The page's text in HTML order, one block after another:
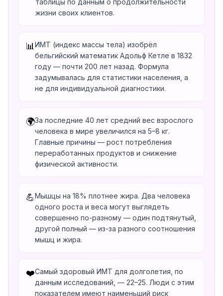
таблицы по данным о продолжительности
жизни своих клиентов.
📊 ИМТ (индекс массы тела) изобрёл
бельгийский математик Адольф Кетле в 1832
году — почти 200 лет назад. Формула
задумывалась для статистики населения, а
не для индивидуальной диагностики.
🌍За последние 40 лет средний вес взрослого
человека в мире увеличился на 5–8 кг.
Главные причины — рост потребления
переработанных продуктов и снижение
физической активности.
💪Мышцы на 18% плотнее жира. Два человека
одного роста и веса могут выглядеть
совершенно по-разному — один подтянутый,
другой полный — из-за разного соотношения
мышц и жира.
❤️Самый здоровый ИМТ для долголетия, по
данным исследований, — 22–25. Люди с этим
показателем имеют наименьший риск